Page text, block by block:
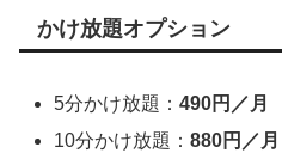
かけ放題オプション
5分かけ放題：490円／月
10分かけ放題：880円／月